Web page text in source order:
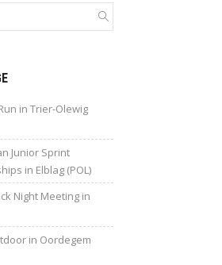
in Trier-Olewig
Junior Sprint
in Elblag (POL)
Night Meeting in
in Oordegem